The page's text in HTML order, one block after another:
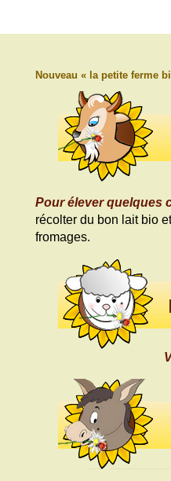
Nouveau « la petite ferme
Pour élever quelques
récolter du bon lait bio
fromages.